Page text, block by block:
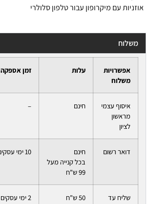
אוזניות עם מיקרופון עבור טלפון סלולרי
משלוח
אפשרויות
משלוח
עלות זמן אספקה
איסוף עצמי
מראשון
לציון
חינם –
דואר רשום
חינם
בכל קנייה מעל
99 ש"ח
10 ימי עסקים
שליח עד
50 ש"ח
2 ימי עסקים